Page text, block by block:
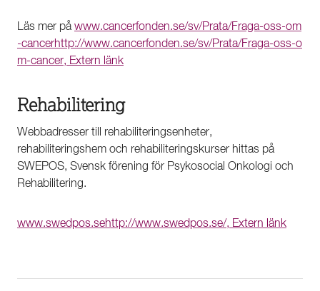
Läs mer påwww.cancerfonden.se/sv/Prata/Fraga-oss-om
-cancerhttp://www.cancerfonden.se/sv/Prata/Fraga-oss-o
m-cancer, Extern länk
Rehabilitering
Webbadresser till rehabiliteringsenheter,
rehabiliteringshem och rehabiliteringskurser hittas på
SWEPOS, Svensk förening för Psykosocial Onkologi och
Rehabilitering.
www.swedpos.sehttp://www.swedpos.se/, Extern länk